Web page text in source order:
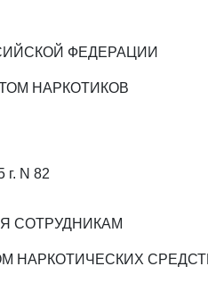
ФЕДЕРАЦИИ
НАРКОТИКОВ
г. N 82
СОТРУДНИКАМ
НАРКОТИЧЕСКИХ